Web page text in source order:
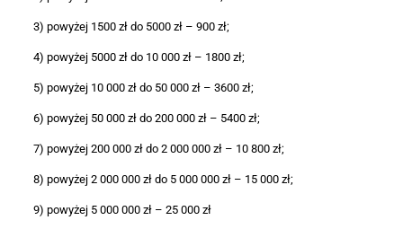
3) powyżej 1500 zł do 5000 zł – 900 zł;
4) powyżej 5000 zł do 10 000 zł – 1800 zł;
5) powyżej 10 000 zł do 50 000 zł – 3600 zł;
6) powyżej 50 000 zł do 200 000 zł – 5400 zł;
7) powyżej 200 000 zł do 2 000 000 zł – 10 800 zł;
8) powyżej 2 000 000 zł do 5 000 000 zł – 15 000 zł;
9) powyżej 5 000 000 zł – 25 000 zł